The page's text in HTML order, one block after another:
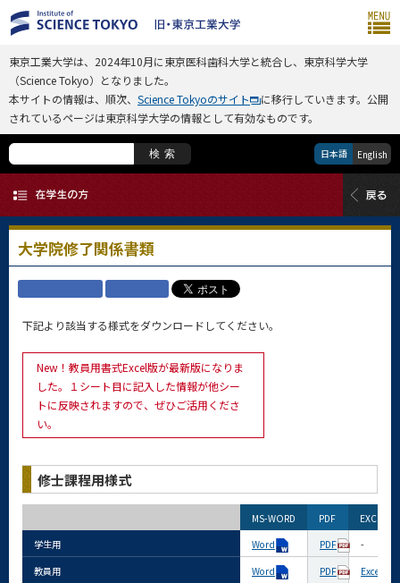
東京工業大学は、2024年10月に東京医科歯科大学と統合し、東京科学大学
（Science Tokyo）となりました。
本サイトの情報は、順次、 Science Tokyoのサイト
に移行していきます。公開
されているページは東京科学大学の情報として有効なものです。
検索 日本語 English
大学院修了関係書類
下記より該当する様式をダウンロードしてください。
New！教員用書式Excel版が最新版になりま
した。１シート目に記入した情報が他シー
トに反映されますので、ぜひご活用くださ
い。
修士課程用様式
MS-WORD PDF
EXCEL
学生用
Word PDF
-
教員用
Word PDF
Excel